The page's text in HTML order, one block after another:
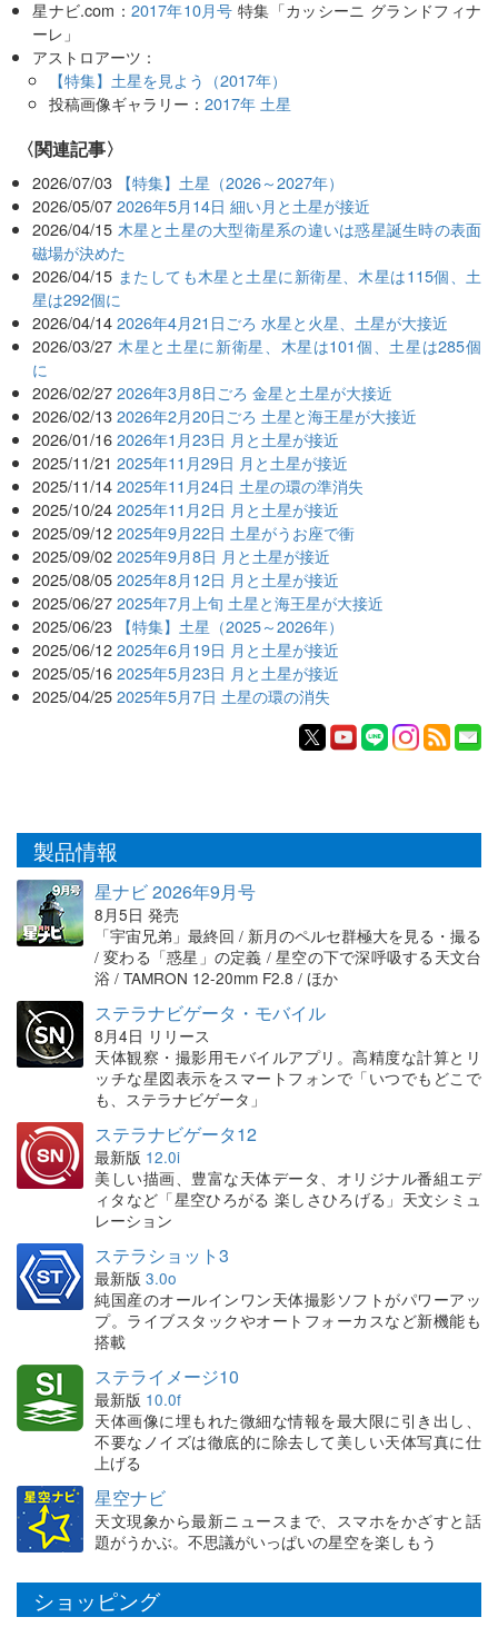
星ナビ.com：2017年10月号 特集「カッシーニ グランドフィナ
ーレ」
アストロアーツ：
【特集】土星を見よう（2017年）
投稿画像ギャラリー： 2017年 土星
関連記事
2026/07/03 【特集】土星（2026～2027年）
2026/05/07 2026年5月14日 細い月と土星が接近
2026/04/15 木星と土星の大型衛星系の違いは惑星誕生時の表面
磁場が決めた
2026/04/15 またしても木星と土星に新衛星、木星は115個、土
星は292個に
2026/04/14 2026年4月21日ごろ 水星と火星、土星が大接近
2026/03/27 木星と土星に新衛星、木星は101個、土星は285個
に
2026/02/27 2026年3月8日ごろ 金星と土星が大接近
2026/02/13 2026年2月20日ごろ 土星と海王星が大接近
2026/01/16 2026年1月23日 月と土星が接近
2025/11/21 2025年11月29日 月と土星が接近
2025/11/14 2025年11月24日 土星の環の準消失
2025/10/24 2025年11月2日 月と土星が接近
2025/09/12 2025年9月22日 土星がうお座で衝
2025/09/02 2025年9月8日 月と土星が接近
2025/08/05 2025年8月12日 月と土星が接近
2025/06/27 2025年7月上旬 土星と海王星が大接近
2025/06/23 【特集】土星（2025～2026年）
2025/06/12 2025年6月19日 月と土星が接近
2025/05/16 2025年5月23日 月と土星が接近
2025/04/25 2025年5月7日 土星の環の消失
製品情報
星ナビ 2026年9月号
8月5日 発売
「宇宙兄弟」最終回 / 新月のペルセ群極大を見る・撮る
/ 変わる「惑星」の定義 / 星空の下で深呼吸する天文台
浴 / TAMRON 12-20mm F2.8 / ほか
ステラナビゲータ・モバイル
8月4日 リリース
天体観察・撮影用モバイルアプリ。高精度な計算とリ
ッチな星図表示をスマートフォンで「いつでもどこで
も、ステラナビゲータ」
ステラナビゲータ12
最新版 12.0i
美しい描画、豊富な天体データ、オリジナル番組エデ
ィタなど「星空ひろがる 楽しさひろげる」天文シミュ
レーション
ステラショット3
最新版 3.0o
純国産のオールインワン天体撮影ソフトがパワーアッ
プ。ライブスタックやオートフォーカスなど新機能も
搭載
ステライメージ10
最新版 10.0f
天体画像に埋もれた微細な情報を最大限に引き出し、
不要なノイズは徹底的に除去して美しい天体写真に仕
上げる
星空ナビ
天文現象から最新ニュースまで、スマホをかざすと話
題がうかぶ。不思議がいっぱいの星空を楽しもう
ショッピング